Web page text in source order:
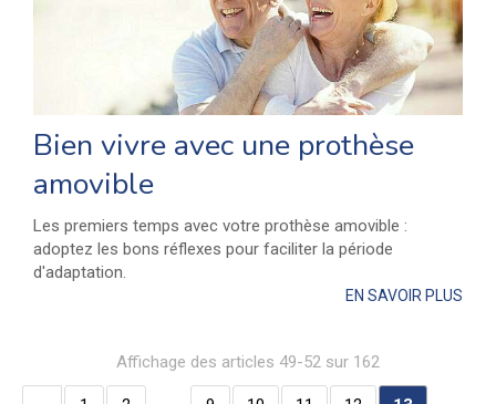
Bien vivre avec une prothèse
amovible
Les premiers temps avec votre prothèse amovible :
adoptez les bons réflexes pour faciliter la période
d'adaptation.
EN SAVOIR PLUS
Affichage des articles 49-52 sur 162